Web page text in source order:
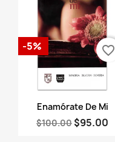
Vista rápida
Enamórate De Mi
$100.00 $95.00
-5% favorite_border